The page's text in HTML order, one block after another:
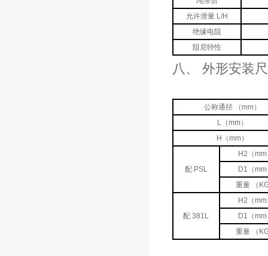
允许泄量 L/H
绝缘电阻
阻尼特性
八、 外形安装
公称通径 （mm）
L（mm）
H（mm）
配 PSL
H2（
D1（
重量 （
配 381L
H2（
D1（
重量 （